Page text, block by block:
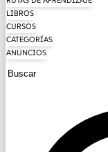
LIBROS
CURSOS
CATEGORÍAS
ANUNCIOS